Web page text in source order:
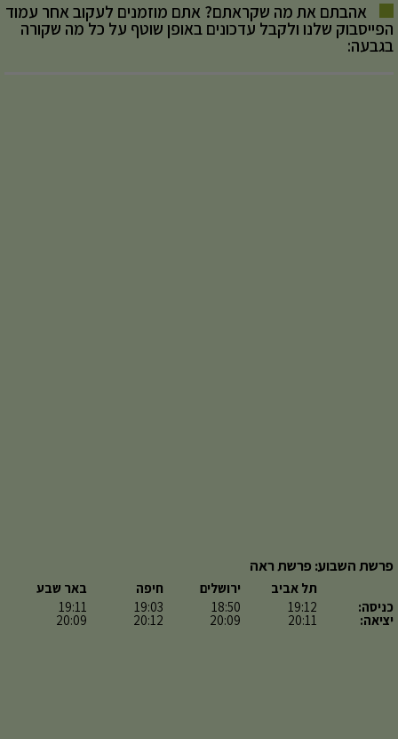
אהבתם את מה שקראתם? אתם מוזמנים לעקוב אחר עמוד
הפייסבוק שלנו ולקבל עדכונים באופן שוטף על כל מה שקורה
בגבעה:
פרשת השבוע: פרשת ראה
כניסה:
יציאה:
תל אביב
19:12
20:11
ירושלים
18:50
20:09
חיפה
19:03
20:12
באר שבע
19:11
20:09